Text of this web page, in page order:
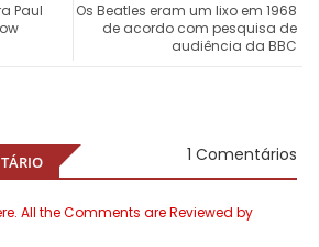
Os Beatles eram um lixo em 1968
de acordo com pesquisa de
audiência da BBC
Paul
1 Comentários
All the Comments are Reviewed by